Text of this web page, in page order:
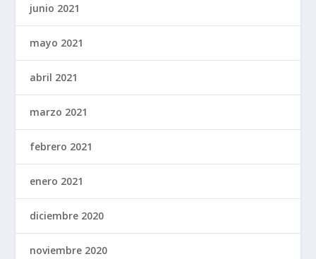
junio 2021
mayo 2021
abril 2021
marzo 2021
febrero 2021
enero 2021
diciembre 2020
noviembre 2020